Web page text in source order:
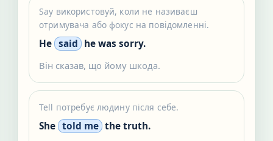
Say використовуй, коли не називаєш
отримувача або фокус на повідомленні.
He said he was sorry.
Він сказав, що йому шкода.
Tell потребує людину після себе.
She told me the truth.